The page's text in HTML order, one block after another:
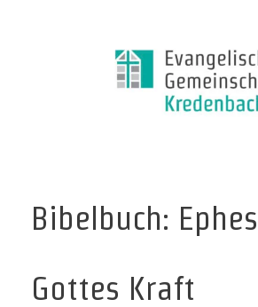
Bibelbuch:
Gottes Kraft